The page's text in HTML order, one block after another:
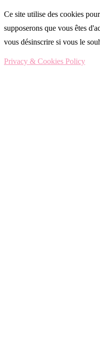
Ce site utilise des cookies
supposerons que vous êtes
vous désinscrire si vous le
Privacy & Cookies Policy